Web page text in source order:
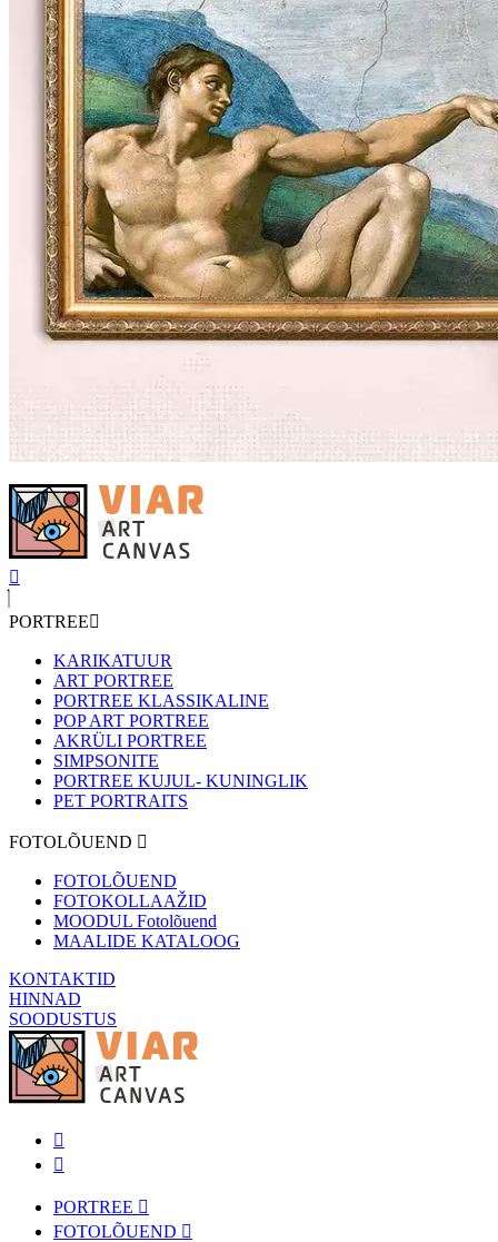
PORTREE
KARIKATUUR
ART PORTREE
PORTREE KLASSIKALINE
POP ART PORTREE
AKRÜLI PORTREE
SIMPSONITE
PORTREE KUJUL- KUNINGLIK
PET PORTRAITS
FOTOLÕUEND
FOTOLÕUEND
FOTOKOLLAAŽID
MOODUL Fotolõuend
MAALIDE KATALOOG
KONTAKTID
HINNAD
SOODUSTUS
PORTREE
FOTOLÕUEND